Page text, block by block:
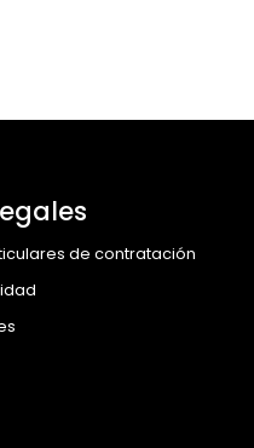
de contratación